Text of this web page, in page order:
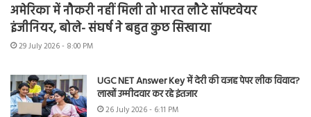
अमेरिका में नौकरी नहीं मिली तो भारत लौटे सॉफ्टवेयर
इंजीनियर, बोले- संघर्ष ने बहुत कुछ सिखाया
29 July 2026 - 8:00 PM
UGC NET Answer Key में देरी की वजह पेपर लीक विवाद?
लाखों उम्मीदवार कर रहे इंतजार
26 July 2026 - 6:11 PM